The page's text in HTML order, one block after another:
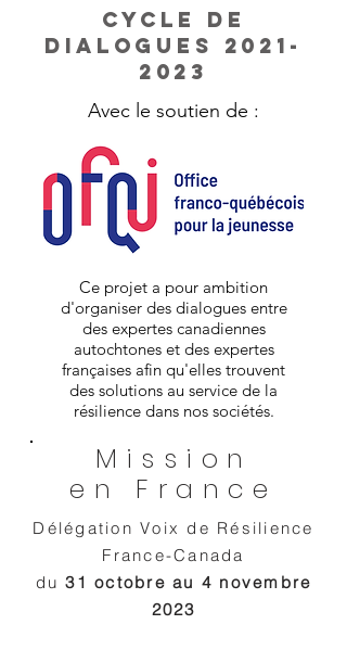
Cycle de
dialogues 2021-
2023
Avec le soutien de :
Ce projet a pour ambition
d'organiser des dialogues entre
des expertes canadiennes
autochtones et des expertes
françaises afin qu'elles trouvent
des solutions au service de la
résilience dans nos sociétés.
Mission
en France
Délégation Voix de Résilience
France-Canada
du31 octobre au 4 novembre
2023